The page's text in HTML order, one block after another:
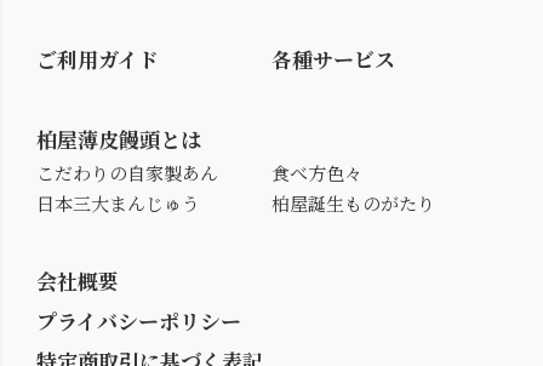
ご利用ガイド 各種サービス
柏屋薄皮饅頭とは
こだわりの自家製あん
日本三大まんじゅう
食べ方色々
柏屋誕生ものがたり
会社概要
プライバシーポリシー